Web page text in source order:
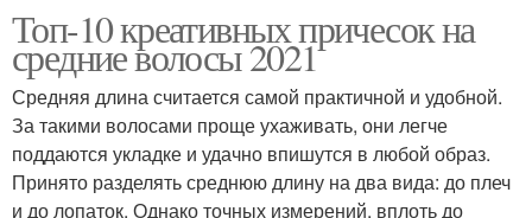
Топ-10 креативных причесок на
средние волосы 2021
Средняя длина считается самой практичной и удобной.
За такими волосами проще ухаживать, они легче
поддаются укладке и удачно впишутся в любой образ.
Принято разделять среднюю длину на два вида: до плеч
и до лопаток. Однако точных измерений, вплоть до